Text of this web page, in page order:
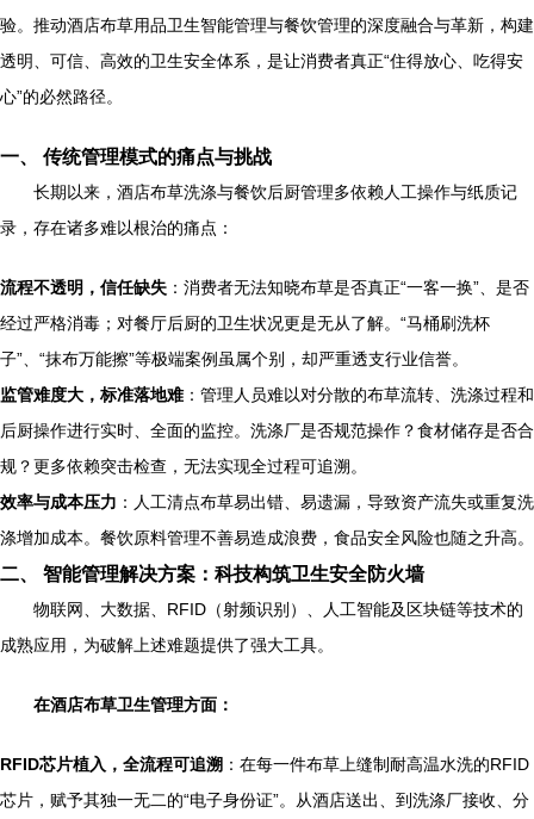
验。推动酒店布草用品卫生智能管理与餐饮管理的深度融合与革新，构建
透明、可信、高效的卫生安全体系，是让消费者真正“住得放心、吃得安
心”的必然路径。
一、 传统管理模式的痛点与挑战
长期以来，酒店布草洗涤与餐饮后厨管理多依赖人工操作与纸质记
录，存在诸多难以根治的痛点：
流程不透明，信任缺失 ：消费者无法知晓布草是否真正“一客一换”、是否
经过严格消毒；对餐厅后厨的卫生状况更是无从了解。“马桶刷洗杯
子”、“抹布万能擦”等极端案例虽属个别，却严重透支行业信誉。
监管难度大，标准落地难：管理人员难以对分散的布草流转、洗涤过程和
后厨操作进行实时、全面的监控。洗涤厂是否规范操作？食材储存是否合
规？更多依赖突击检查，无法实现全过程可追溯。
效率与成本压力 ：人工清点布草易出错、易遗漏，导致资产流失或重复洗
涤增加成本。餐饮原料管理不善易造成浪费，食品安全风险也随之升高。
二、 智能管理解决方案：科技构筑卫生安全防火墙
物联网、大数据、RFID（射频识别）、人工智能及区块链等技术的
成熟应用，为破解上述难题提供了强大工具。
在酒店布草卫生管理方面：
RFID芯片植入，全流程可追溯 ：在每一件布草上缝制耐高温水洗的RFID
芯片，赋予其独一无二的“电子身份证”。从酒店送出、到洗涤厂接收、分